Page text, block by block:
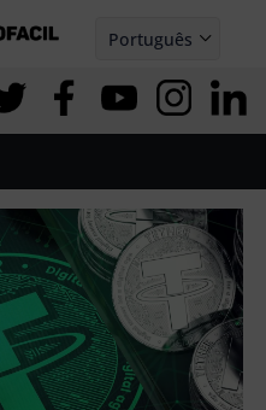
Português
Español